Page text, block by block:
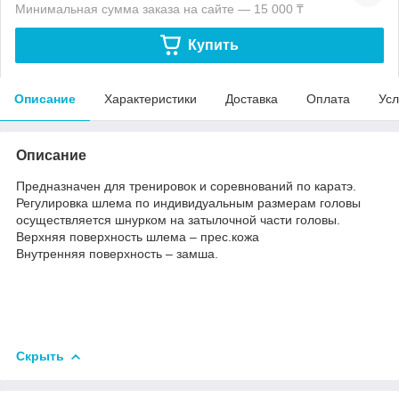
Минимальная сумма заказа на сайте — 15 000 ₸
Купить
Описание Характеристики Доставка Оплата
Описание
Предназначен для тренировок и соревнований по каратэ.
Регулировка шлема по индивидуальным размерам головы
осуществляется шнурком на затылочной части головы.
Верхняя поверхность шлема – прес.кожа
Внутренняя поверхность – замша.
Скрыть